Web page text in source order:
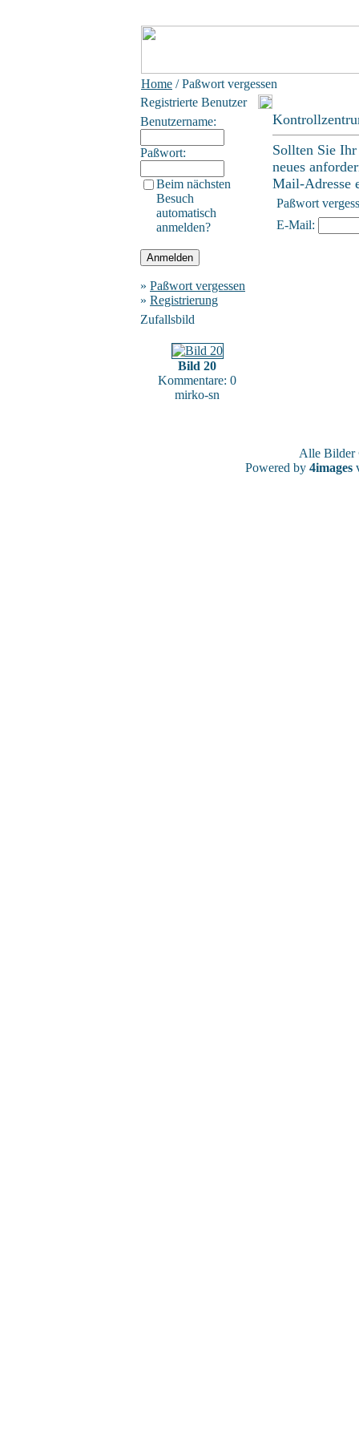
Home / Paßwort vergessen
Registrierte Benutzer
Benutzername:
Paßwort:
Beim nächsten
Besuch
automatisch
anmelden?
» Paßwort vergessen
» Registrierung
Zufallsbild
Bild 20
Kommentare: 0
mirko-sn
Sollten Sie
neues
Mail-Adresse
Paßwort
E-Mail:
Alle
Powered by 4images